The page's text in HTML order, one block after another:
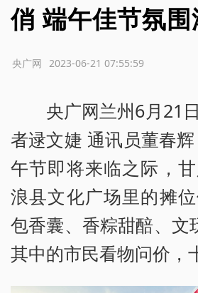
俏 端午佳节氛
2023-06-21 07:55:59
央广网
央广网兰州6月21
者逯文婕 通讯员董春
午节即将来临之际，
浪县文化广场里的摊
包香囊、香粽甜醅、
其中的市民看物问价，